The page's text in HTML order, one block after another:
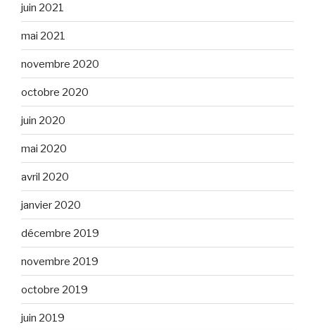
juin 2021
mai 2021
novembre 2020
octobre 2020
juin 2020
mai 2020
avril 2020
janvier 2020
décembre 2019
novembre 2019
octobre 2019
juin 2019